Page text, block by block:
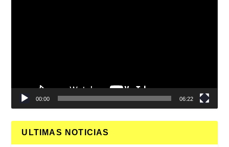
00:00 06:22
ULTIMAS NOTICIAS